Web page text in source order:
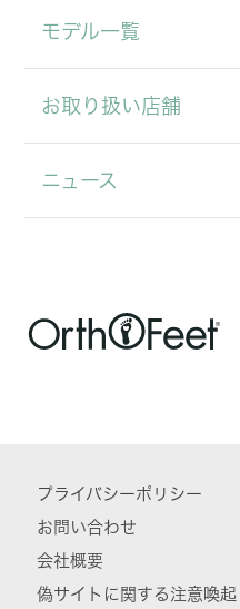
モデル一覧
お取り扱い店舗
ニュース
プライバシーポリシー
お問い合わせ
会社概要
偽サイトに関する注意喚起